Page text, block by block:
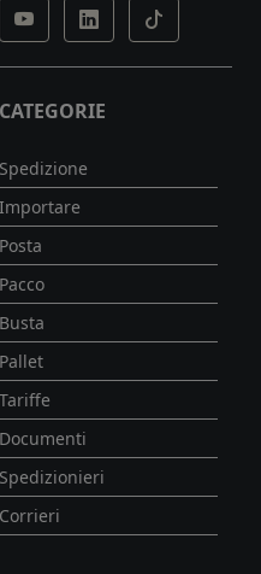
CATEGORIE
Spedizione
Importare
Posta
Pacco
Busta
Pallet
Tariffe
Documenti
Spedizionieri
Corrieri